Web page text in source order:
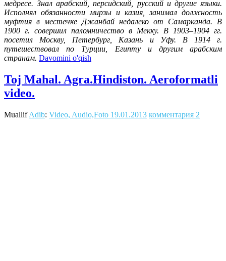
медресе. Знал арабский, персидский, русский и другие языки.
Исполнял обязанности мирзы и казия, занимал должность
муфтия в местечке Джанбай недалеко от Самарканда. В
1900 г. совершил паломничество в Мекку. В 1903–1904 гг.
посетил Москву, Петербург, Казань и Уфу. В 1914 г.
путешествовал по Турции, Египту и другим арабским
странам. Davomini o'qish
Toj Mahal. Agra.Hindiston. Aeroformatli
video.
MuallifAdib: Video, Audio,Foto 19.01.2013 комментария 2